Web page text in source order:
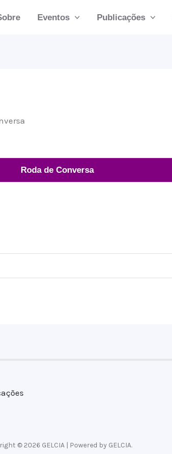
Eventos Publicações
Roda de Conversa
© 2026 GELCIA | Powered by GELCIA.